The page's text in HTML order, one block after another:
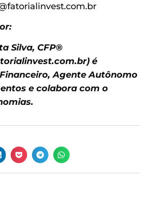
Silva, CFP®
) é
Agente Autônomo
e colabora com o